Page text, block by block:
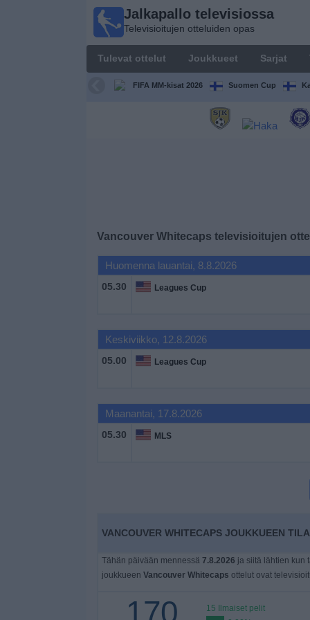
Jalkapallo televisiossa
Televisioitujen otteluiden opas
Tulevat ottelut Joukkueet Sarjat
FIFA MM-kisat 2026 Suomen Cup
Vancouver Whitecaps televisioitujen
Huomenna lauantai, 8.8.2026
05.30 Leagues Cup
Keskiviikko, 12.8.2026
05.00 Leagues Cup
Maanantai, 17.8.2026
05.30 MLS
VANCOUVER WHITECAPS JOUKKUEEN
Tähän päivään mennessä 7.8.2026 ja siitä lähtien kun
joukkueen Vancouver Whitecaps ottelut ovat
170
15 Ilmaiset pelit
Jalkapallo
televisiossa
Televisioitujen
otteluiden opas